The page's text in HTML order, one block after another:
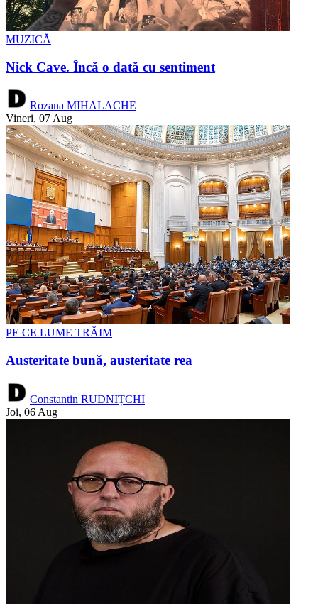
MUZICĂ
Nick Cave. Încă o dată cu sentiment
Rozana MIHALACHE
Vineri, 07 Aug
PE CE LUME TRĂIM
Austeritate bună, austeritate rea
Constantin RUDNIȚCHI
Joi, 06 Aug